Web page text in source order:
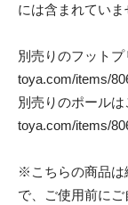
には含まれていま
別売りのフット
toya.com/items/
別売りのポール
toya.com/items/
※こちらの商品は
で、ご使用前に